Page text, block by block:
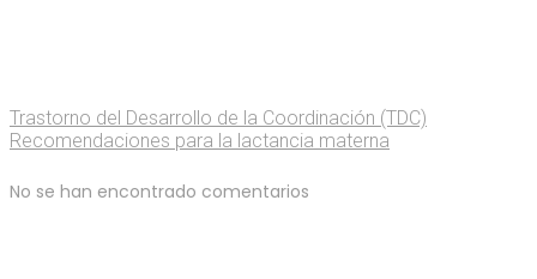
Trastorno del Desarrollo de la Coordinación (TDC)
Recomendaciones para la lactancia materna
No se han encontrado comentarios